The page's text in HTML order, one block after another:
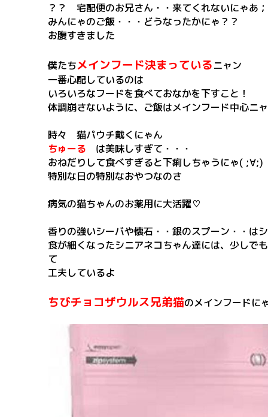
？？ 宅配便のお兄さん・・来てくれないにゃあ；
みんにゃのご飯・・・どうなったかにゃ？？
お腹すきました
僕たちメインフード決まっているニャン
一番心配しているのは
いろいろなフードを食べておなかを下すこと！
体調崩さないように、ご飯はメインフード中心ニ
時々 猫パウチ戴くにゃん
ちゅーる は美味しすぎて・・・
おねだりして食べすぎると下痢しちゃうにゃ( ;∀;)
特別な日の特別なおやつなのさ
病気の猫ちゃんのお薬用に大活躍♡
香りの強いシーバや懐石・・銀のスプーン・・は
食が細くなったシニアネコちゃん達には、少しで
て
工夫しているよ
ちびチョコザウルス兄弟猫のメインフードに